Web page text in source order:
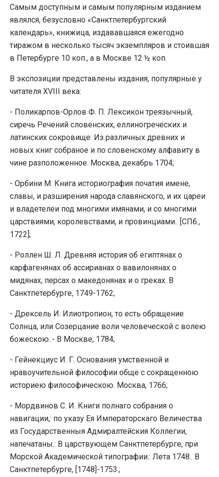
Самым доступным и самым популярным изданием
являлся, безусловно «Санктпетербургский
календарь», книжица, издававшаяся ежегодно
тиражом в несколько тысяч экземпляров и стоившая
в Петербурге 10 коп., а в Москве 12 ½ коп.
В экспозиции представлены издания, популярные у
читателя XVIII века:
- Поликарпов-Орлов Ф. П. Лексикон треязычный,
сиречь Речений словенских, еллиногреческих и
латинских сокровище: Из различных древних и
новых книг собраное и по словенскому алфавиту в
чине разположенное. Москва, декабрь 1704;
- Орбини М. Книга историография початия имене,
славы, и разширения народа славянского, и их цареи
и владетелеи под многими имянами, и со многими
царствиями, королевствами, и провинциами.. [СПб.,
1722];
- Роллен Ш. Л. Древняя история об египтянах о
карфагенянах об ассирианах о вавилонянах о
мидянах, персах о македонянах и о греках. В
Санктпетербурге, 1749-1762;
- Дрексель И. Илиотропион, то есть обращение
Солнца, или Созерцание воли человеческой с волею
божескою..- В Москве, 1784;
- Гейнекциус И. Г. Основания умственной и
нравоучительной философии обще с сокращенною
историею философическою. Москва, 1766;
- Мордвинов С. И. Книги полнаго собрания о
навигации,: по указу Ея Императорскаго Величества
из Государственныя Адмиралтейския Коллегии,
напечатаны.: В царствующем Санктпетербурге, при
Морской Академической типографии.: Лета 1748.. В
Санктпетербурге, [1748]-1753.;